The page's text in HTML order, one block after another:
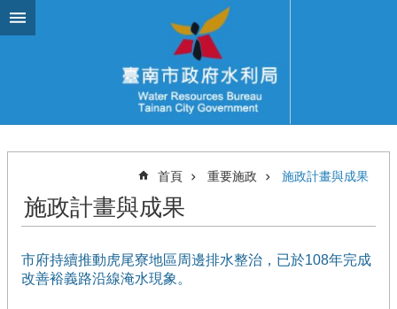
跳到主要內容區塊
首頁 重要施政 施政計畫與成果
施政計畫與成果
市府持續推動虎尾寮地區周邊排水整治，已於108年完成
改善裕義路沿線淹水現象。